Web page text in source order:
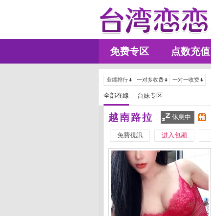
免费专区 点数充值
业绩排行 一对多收费 一对一收费
全部在線 台妹专区
越南路拉 休息中
免費視訊 进入包厢